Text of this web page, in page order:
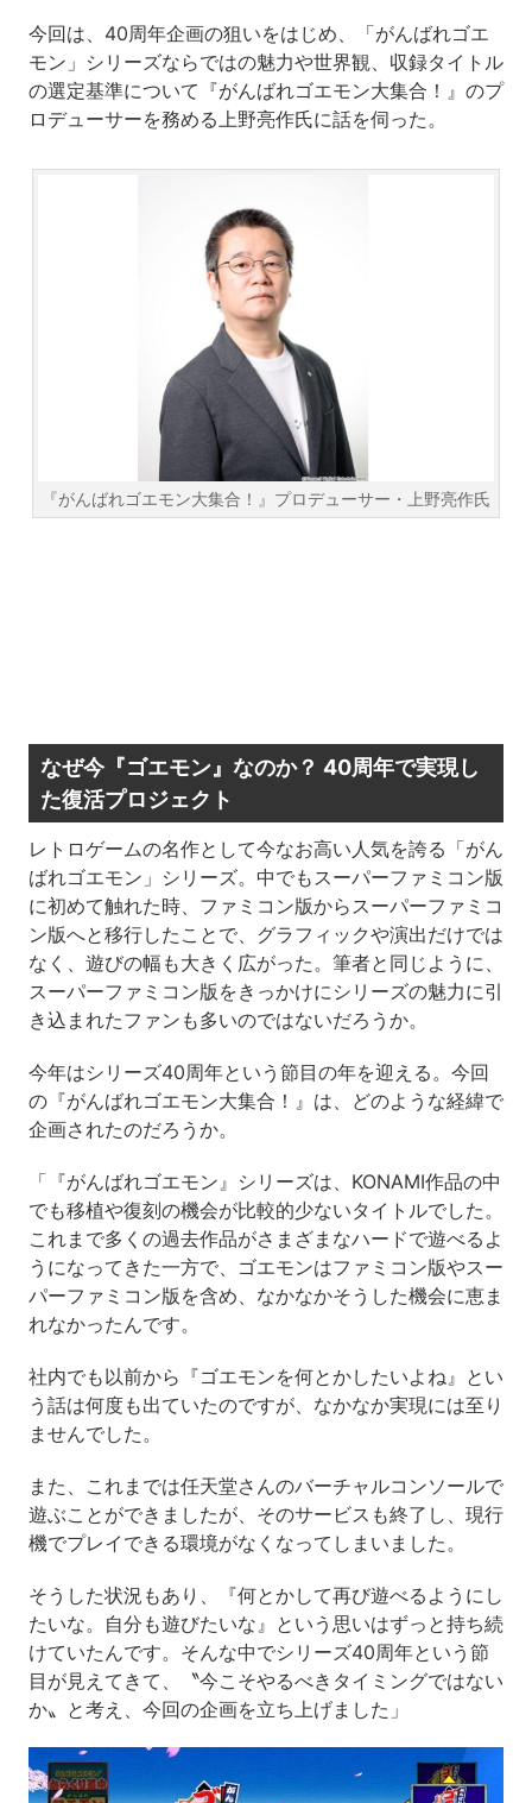
今回は、40周年企画の狙いをはじめ、「がんばれゴエ
モン」シリーズならではの魅力や世界観、収録タイトル
の選定基準について『がんばれゴエモン大集合！』のプ
ロデューサーを務める上野亮作氏に話を伺った。
『がんばれゴエモン大集合！』プロデューサー・上野亮作氏
なぜ今『ゴエモン』なのか？ 40周年で実現し
た復活プロジェクト
レトロゲームの名作として今なお高い人気を誇る「がん
ばれゴエモン」シリーズ。中でもスーパーファミコン版
に初めて触れた時、ファミコン版からスーパーファミコ
ン版へと移行したことで、グラフィックや演出だけでは
なく、遊びの幅も大きく広がった。筆者と同じように、
スーパーファミコン版をきっかけにシリーズの魅力に引
き込まれたファンも多いのではないだろうか。
今年はシリーズ40周年という節目の年を迎える。今回
の『がんばれゴエモン大集合！』は、どのような経緯で
企画されたのだろうか。
「『がんばれゴエモン』シリーズは、KONAMI作品の中
でも移植や復刻の機会が比較的少ないタイトルでした。
これまで多くの過去作品がさまざまなハードで遊べるよ
うになってきた一方で、ゴエモンはファミコン版やスー
パーファミコン版を含め、なかなかそうした機会に恵ま
れなかったんです。
社内でも以前から『ゴエモンを何とかしたいよね』とい
う話は何度も出ていたのですが、なかなか実現には至り
ませんでした。
また、これまでは任天堂さんのバーチャルコンソールで
遊ぶことができましたが、そのサービスも終了し、現行
機でプレイできる環境がなくなってしまいました。
そうした状況もあり、『何とかして再び遊べるようにし
たいな。自分も遊びたいな』という思いはずっと持ち続
けていたんです。そんな中でシリーズ40周年という節
目が見えてきて、〝今こそやるべきタイミングではない
か〟と考え、今回の企画を立ち上げました」